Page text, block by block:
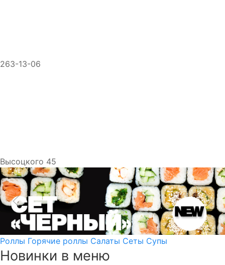
263-13-06
Высоцкого 45
Роллы Горячие роллы Салаты Сеты Супы
Новинки в меню